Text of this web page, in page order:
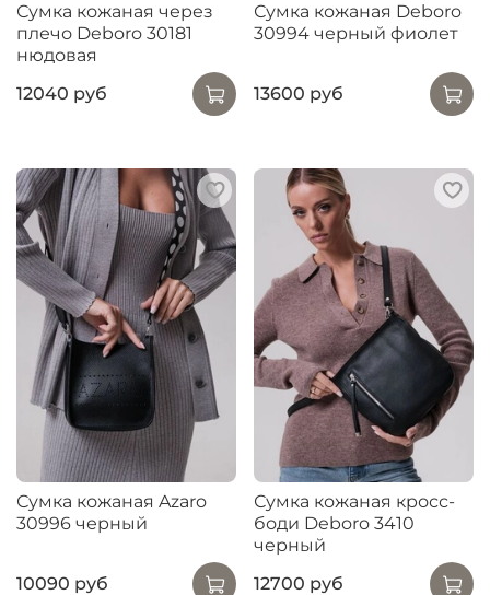
Сумка кожаная через
плечо Deboro 30181
нюдовая
12040 руб
Сумка кожаная Deboro
30994 черный фиолет
13600 руб
Сумка кожаная Azaro
30996 черный
10090 руб
Сумка кожаная кросс-
боди Deboro 3410
черный
12700 руб